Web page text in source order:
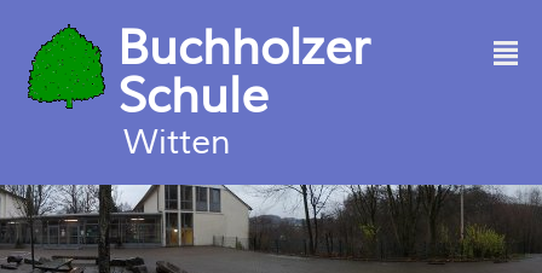
Buchholzer
Schule
Witten
²